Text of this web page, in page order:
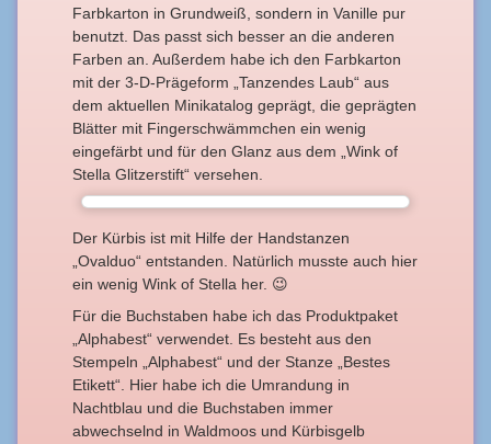
Farbkarton in Grundweiß, sondern in Vanille pur
benutzt. Das passt sich besser an die anderen
Farben an. Außerdem habe ich den Farbkarton
mit der 3-D-Prägeform „Tanzendes Laub“ aus
dem aktuellen Minikatalog geprägt, die geprägten
Blätter mit Fingerschwämmchen ein wenig
eingefärbt und für den Glanz aus dem „Wink of
Stella Glitzerstift“ versehen.
Der Kürbis ist mit Hilfe der Handstanzen
„Ovalduo“ entstanden. Natürlich musste auch hier
ein wenig Wink of Stella her. 😉
Für die Buchstaben habe ich das Produktpaket
„Alphabest“ verwendet. Es besteht aus den
Stempeln „Alphabest“ und der Stanze „Bestes
Etikett“. Hier habe ich die Umrandung in
Nachtblau und die Buchstaben immer
abwechselnd in Waldmoos und Kürbisgelb